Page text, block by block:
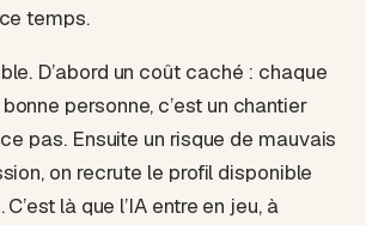
temps.
D’abord un coût caché : chaque
personne, c’est un chantier
pas. Ensuite un risque de mauvais
on recrute le profil disponible
là que l’IA entre en jeu, à